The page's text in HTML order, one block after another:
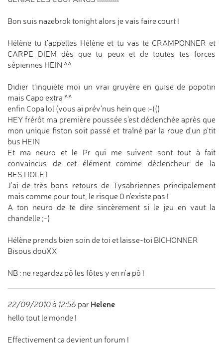
Bon suis nazebrok tonight alors je vais faire court !
Hélène tu t'appelles Hélène et tu vas te CRAMPONNER et
CARPE DIEM dès que tu peux et de toutes tes forces
sépiennes HEIN ^^
Didier t'inquiète moi un vrai gruyère en guise de popotin
mais Capo extra ^^
enfin Copa lol (vous ai prév'nus hein que :-(()
HEY frérôt ma première poussée s'est déclenchée après que
mon unique fiston soit passé et traîné par la roue d'un p'tit
bus HEIN
Et ma neuro et le Pr qui me suivent sont tout à fait
convaincus de cet élément comme déclencheur de la
BESTIOLE !
J'ai de très bons retours de Tysabriennes principalement
mais comme pour tout, le risque 0 n'existe pas !
A ton neuro de te dire sincèrement si le jeu en vaut la
chandelle ;-)
Hélène prends bien soin de toi et laisse-toi BICHONNER
Bisous douXX
NB : ne regardez pô les fôtes y en n'a pô !
22/09/2010 à 12:56 par Helene
hello tout le monde !
Effectivement ca devient un forum !